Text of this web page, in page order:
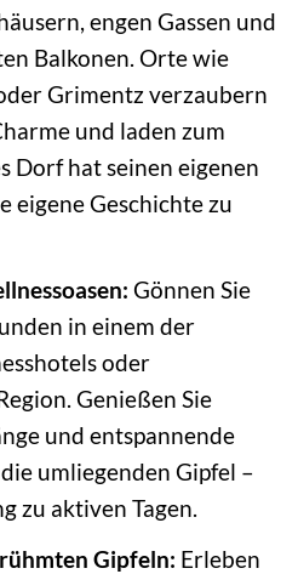
engen Gassen und
Balkonen. Orte wie
Grimentz verzaubern
und laden zum
Dorf hat seinen eigenen
eigene Geschichte zu
Gönnen Sie
in einem der
oder
Genießen Sie
und entspannende
umliegenden Gipfel –
zu aktiven Tagen.
Gipfeln: Erleben